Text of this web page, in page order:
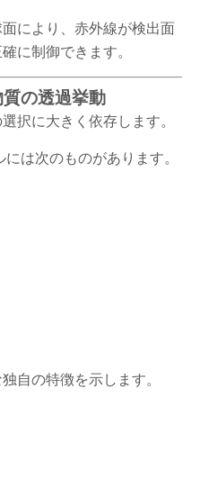
により、赤外線が検出面
に制御できます。
の透過挙動
択に大きく依存します。
は次のものがあります。
自の特徴を示します。